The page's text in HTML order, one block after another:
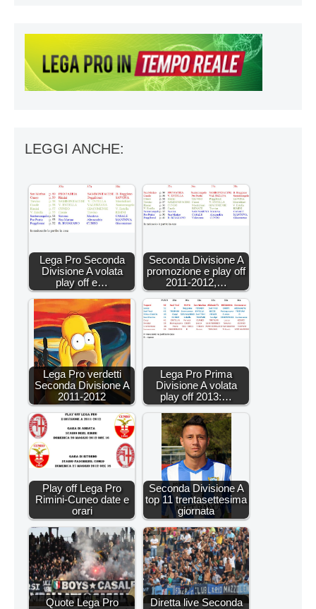
LEGGI ANCHE:
Lega Pro Seconda
Divisione A volata
play off e…
Seconda Divisione A
promozione e play off
2011-2012,…
Lega Pro verdetti
Seconda Divisione A
2011-2012
Lega Pro Prima
Divisione A volata
play off 2013:…
Play off Lega Pro
Rimini-Cuneo date e
orari
Seconda Divisione A
top 11 trentasettesima
giornata
Quote Lega Pro
Diretta live Seconda